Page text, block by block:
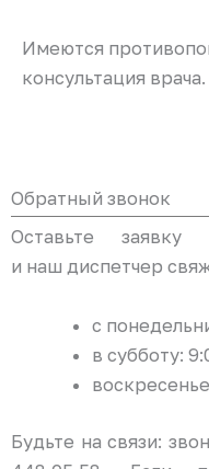
Имеются
консультация врача.
Обратный звонок
Оставьте
и наш диспетчер
с
в субботу:
Будьте на связи: